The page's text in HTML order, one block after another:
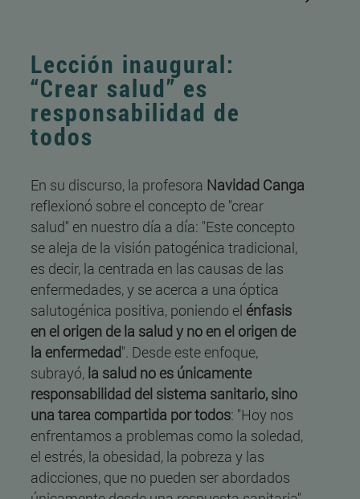
Lección inaugural:
“Crear salud” es
responsabilidad de
todos
En su discurso, la profesora Navidad Canga
reflexionó sobre el concepto de "crear
salud" en nuestro día a día: "Este concepto
se aleja de la visión patogénica tradicional,
es decir, la centrada en las causas de las
enfermedades, y se acerca a una óptica
salutogénica positiva, poniendo el énfasis
en el origen de la salud y no en el origen de
la enfermedad". Desde este enfoque,
subrayó, la salud no es únicamente
responsabilidad del sistema sanitario, sino
una tarea compartida por todos: "Hoy nos
enfrentamos a problemas como la soledad,
el estrés, la obesidad, la pobreza y las
adicciones, que no pueden ser abordados